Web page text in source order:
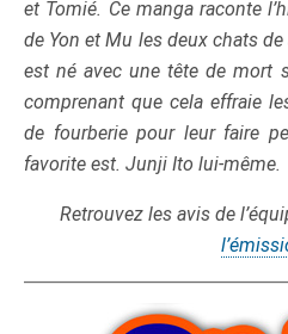
et Tomié. Ce manga raconte
de Yon et Mu les deux chats
est né avec une tête de mort
comprenant que cela effraie
de fourberiepour leur faire
favorite est. Junji Ito lui-même.
Retrouvez les avis de